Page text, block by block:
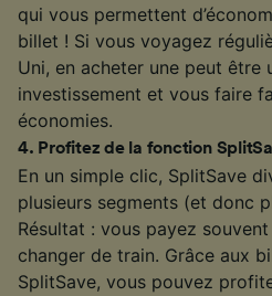
qui vous permettent
billet ! Si vous voyagez
Uni, en acheter une peut être
investissement et vous faire
économies.
4. Profitez de la fonction
En un simple clic, SplitSave
plusieurs segments (et donc
Résultat : vous payez
changer de train. Grâce aux
SplitSave, vous pouvez